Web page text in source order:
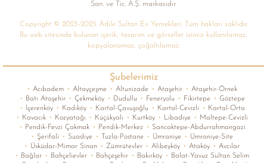
San. ve Tic. A.Ș. markasıdır.
Copyright © 2023-2025 Adile Sultan Ev Yemekleri. Tüm hakları saklıdır.
Bu web sitesinde bulunan içerik, tasarım ve görseller izinsiz kullanılamaz,
kopyalanamaz, çoğaltılamaz.
Şubelerimiz
• Acıbadem • Altayçeşme • Altunizade • Ataşehir • Ataşehir-Örnek
• Batı Ataşehir • Çekmeköy • Dudullu • Feneryolu • Fikirtepe • Göztepe
• İçerenköy • Kadıköy • Kartal-Çavuşoğlu • Kartal-Cevizli • Kartal-Orta
• Kavacık • Kozyatağı • Küçükyalı • Kurtköy • Libadiye • Maltepe-Cevizli
• Pendik-Fevzi Çakmak • Pendik-Merkez • Sancaktepe-Abdurrahmangazi
• Şerifali • Suadiye • Tuzla-Postane • Ümraniye • Ümraniye-Site
• Üsküdar-Mimar Sinan • Zümrütevler • Alibeyköy • Ataköy • Avcılar
• Bağlar • Bahçelievler • Bahçeşehir • Bakırköy • Balat-Yavuz Sultan Selim